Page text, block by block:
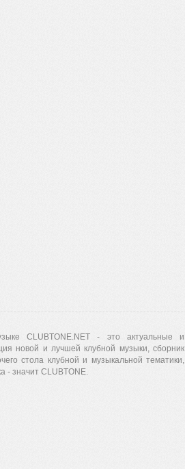
CLUBTONE.NET - это актуальные и
новой и лучшей клубной музыки, сборник
стола клубной и музыкальной тематики,
- значит CLUBTONE.